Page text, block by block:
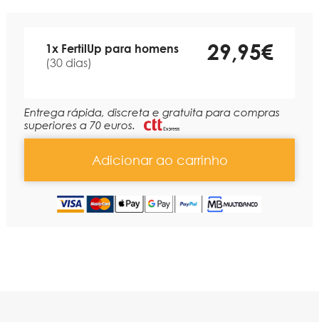
1x FertilUp para homens
(30 dias)
29,95€
Entrega rápida, discreta e gratuita para compras
superiores a 70 euros.
Adicionar ao carrinho